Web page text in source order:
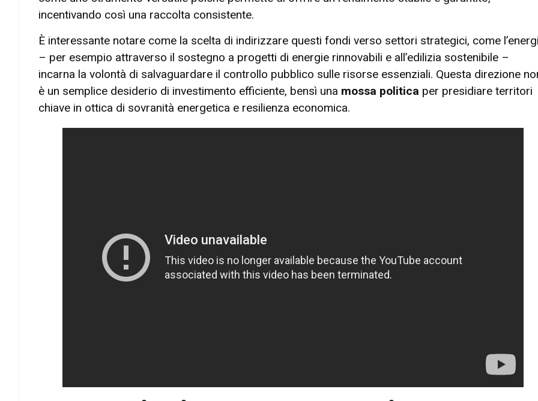
incentivando così una raccolta consistente.
È interessante notare come la scelta di indirizzare questi fondi verso settori strategici, come
– per esempio attraverso il sostegno a progetti di energie rinnovabili e all’edilizia sostenibile –
incarna la volontà di salvaguardare il controllo pubblico sulle risorse essenziali. Questa direzione
è un semplice desiderio di investimento efficiente, bensì una mossa politica per presidiare territori
chiave in ottica di sovranità energetica e resilienza economica.